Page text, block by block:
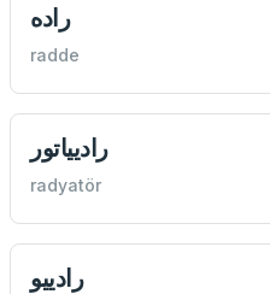
راده
radde
رادییاتور
radyatör
رادییو